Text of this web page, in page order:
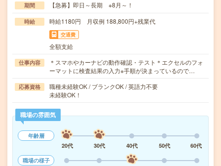
期間 【急募】即日～長期 ※8月～！
時給 時給1180円 月収例 188,800円+残業代
交通費
全額支給
仕事内容
＊スマホやカーナビの動作確認・テスト＊エクセルのフォ
ーマットに検査結果の入力※手順が決まっているので…
応募資格
職種未経験OK / ブランクOK / 英語力不要
未経験OK！
職場の雰囲気
年齢層
20代
30代 40代 50代
60代
職場の様子